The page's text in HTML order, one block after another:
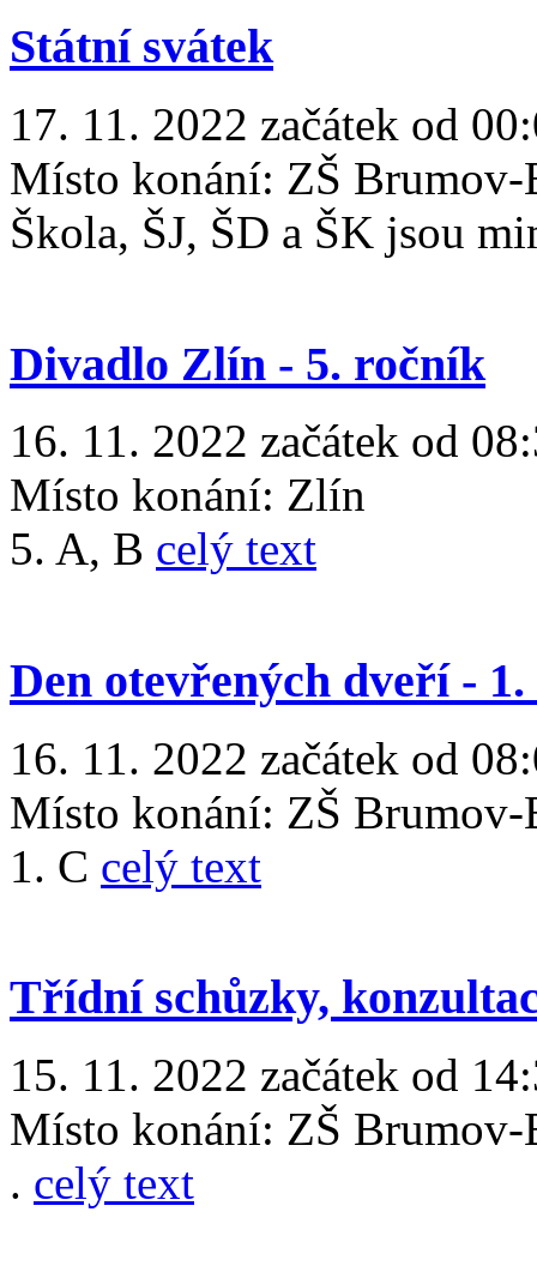
Státní svátek
17. 11. 2022 začátek od
Místo konání: ZŠ
Škola, ŠJ, ŠD a ŠK jsou
Divadlo Zlín - 5. ročník
16. 11. 2022 začátek od
Místo konání: Zlín
5. A, B celý text
Den otevřených dveří - 1.
16. 11. 2022 začátek od
Místo konání: ZŠ
1. C celý text
Třídní schůzky,
15. 11. 2022 začátek od
Místo konání: ZŠ
. celý text